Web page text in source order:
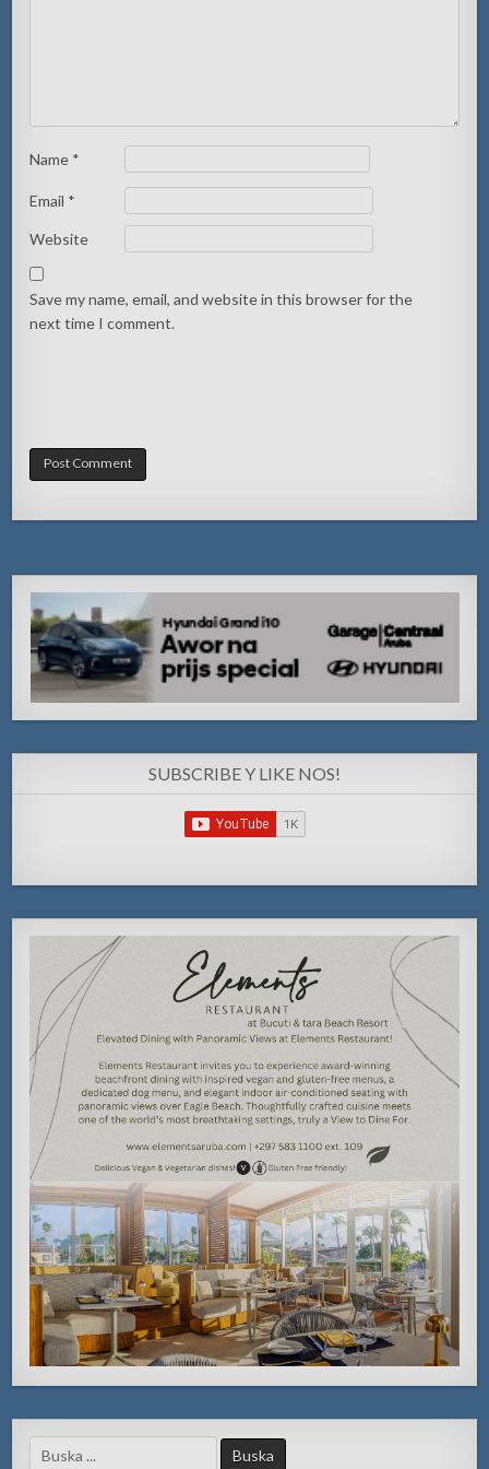
Name *
Email *
Website
Save my name, email, and website in this browser for the
next time I comment.
SUBSCRIBE Y LIKE NOS!
Search